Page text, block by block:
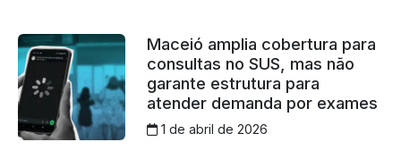
Maceió amplia cobertura para
consultas no SUS, mas não
garante estrutura para
atender demanda por exames
1 de abril de 2026